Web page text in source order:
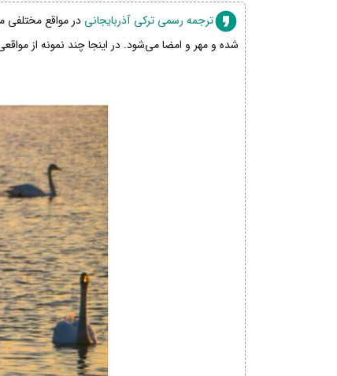
ترجمه رسمی ترکی آذربایجانی در مواقع مختلفی
شده و مهر و امضا می‌شود. در اینجا چند نمونه از